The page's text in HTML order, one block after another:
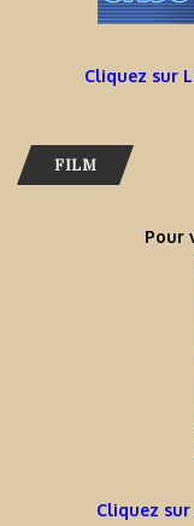
Cliquez sur
FILM
Pour
Cliquez